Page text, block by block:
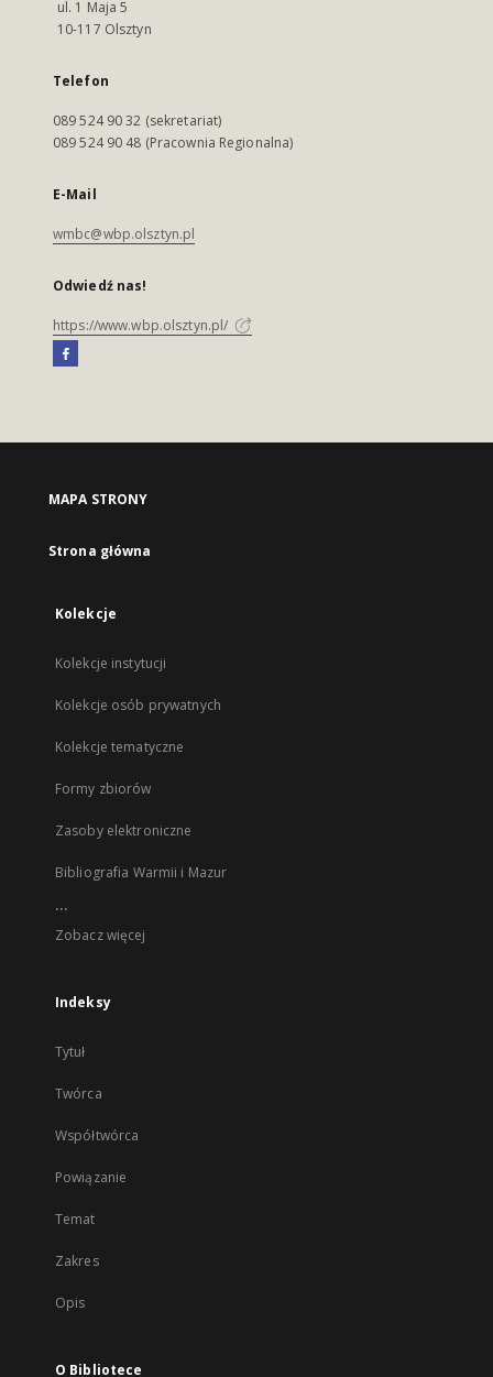
ul. 1 Maja 5
10-117 Olsztyn
Telefon
089 524 90 32 (sekretariat)
089 524 90 48 (Pracownia Regionalna)
E-Mail
wmbc@wbp.olsztyn.pl
Odwiedź nas!
https://www.wbp.olsztyn.pl/
MAPA STRONY
Strona główna
Kolekcje
Kolekcje instytucji
Kolekcje osób prywatnych
Kolekcje tematyczne
Formy zbiorów
Zasoby elektroniczne
Bibliografia Warmii i Mazur
...
Zobacz więcej
Indeksy
Tytuł
Twórca
Współtwórca
Powiązanie
Temat
Zakres
Opis
O Bibliotece